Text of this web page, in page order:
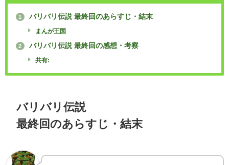
1 バリバリ伝説 最終回のあらすじ・結末
まんが王国
2 バリバリ伝説 最終回の感想・考察
共有:
バリバリ伝説
最終回のあらすじ・結末